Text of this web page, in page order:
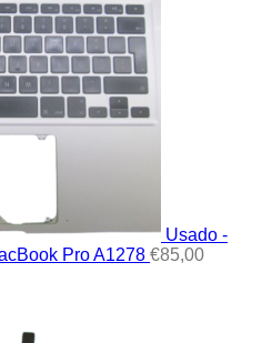
Usado -
Pro A1278 €85,00